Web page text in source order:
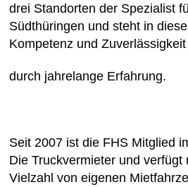
drei Standorten der Spezialist
Südthüringen und steht in
Kompetenz und Zuverlässigkeit
durch jahrelange Erfahrung.
Seit 2007 ist die FHS Mitglied
Die Truckvermieter und
Vielzahl von eigenen